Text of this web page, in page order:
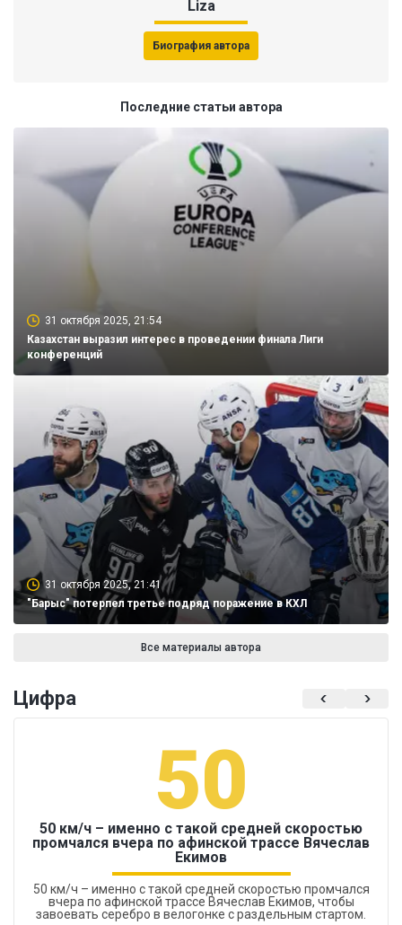
Liza
Биография автора
Последние статьи автора
31 октября 2025, 21:54
Казахстан выразил интерес в проведении финала Лиги
конференций
31 октября 2025, 21:41
"Барыс" потерпел третье подряд поражение в КХЛ
Все материалы автора
Цифра
50
50 км/ч – именно с такой средней скоростью
промчался вчера по афинской трассе Вячеслав
Екимов
50 км/ч – именно с такой средней скоростью промчался
вчера по афинской трассе Вячеслав Екимов, чтобы
завоевать серебро в велогонке с раздельным стартом.